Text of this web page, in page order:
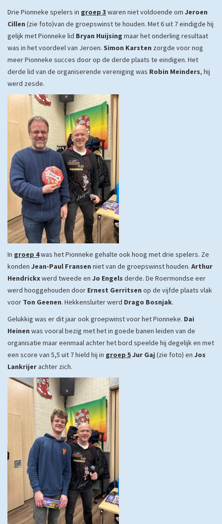
Drie Pionneke spelers in groep 3 waren niet voldoende om Jeroen
Cillen (zie foto)van de groepswinst te houden. Met 6 uit 7 eindigde hij
gelijk met Pionneke lid Bryan Huijsing maar het onderling resultaat
was in het voordeel van Jeroen. Simon Karsten zorgde voor nog
meer Pionneke succes door op de derde plaats te eindigen. Het
derde lid van de organiserende vereniging was Robin Meinders, hij
werd zesde.
In groep 4was het Pionneke gehalte ook hoog met drie spelers. Ze
konden Jean-Paul Fransen niet van de groepswinst houden. Arthur
Hendrickxwerd tweede en Jo Engels derde. De Roermondse eer
werd hooggehouden door Ernest Gerritsen op de vijfde plaats vlak
voor Ton Geenen. Hekkensluiter werd Drago Bosnjak.
Gelukkig was er dit jaar ook groepwinst voor het Pionneke. Dai
Heinen was vooral bezig met het in goede banen leiden van de
organisatie maar eenmaal achter het bord speelde hij degelijk en met
een score van 5,5 uit 7 hield hij in groep 5Jur Gaj (zie foto) en Jos
Lankrijer achter zich.